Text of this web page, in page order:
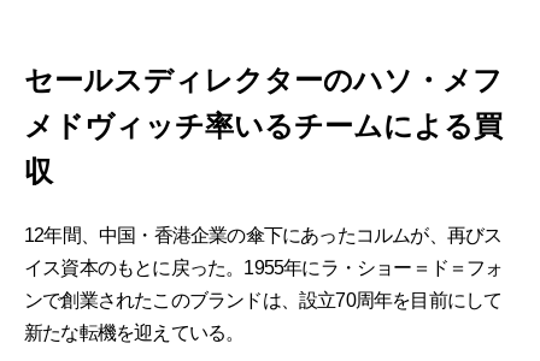
セールスディレクターのハソ・メフ
メドヴィッチ率いるチームによる買
収
12年間、中国・香港企業の傘下にあったコルムが、再びス
イス資本のもとに戻った。1955年にラ・ショー＝ド＝フォ
ンで創業されたこのブランドは、設立70周年を目前にして
新たな転機を迎えている。